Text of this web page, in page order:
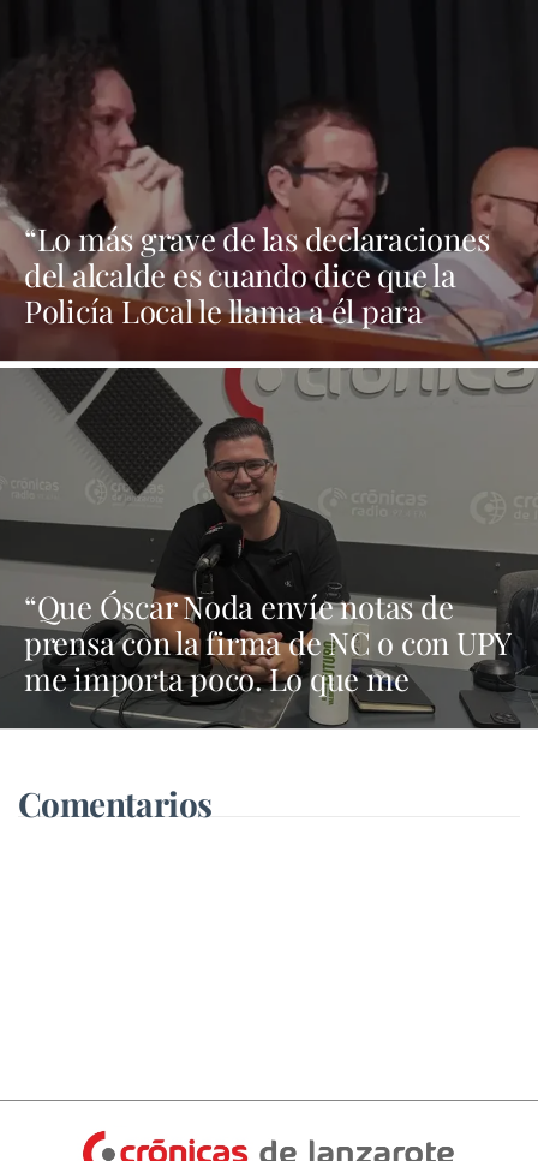
“Lo más grave de las declaraciones
del alcalde es cuando dice que la
Policía Local le llama a él para
preguntarle qué hacen en los casos
de violencia de género”
“Que Óscar Noda envíe notas de
prensa con la firma de NC o con UPY
me importa poco. Lo que me
importa es lo que defienda en el
Comentarios